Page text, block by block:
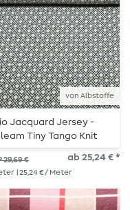
von Albstoffe
Jacquard Jersey -
Tiny Tango Knit
29,69 € ab 25,24 € *
| 25,24 € / Meter